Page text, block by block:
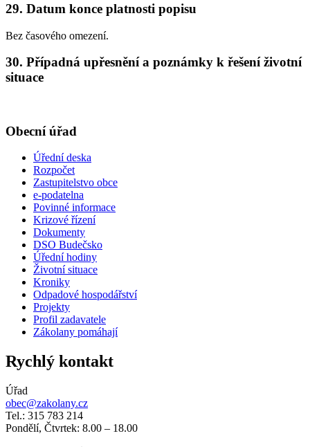
29. Datum konce platnosti popisu
Bez časového omezení.
30. Případná upřesnění a poznámky k řešení životní
situace
Obecní úřad
Úřední deska
Rozpočet
Zastupitelstvo obce
e-podatelna
Povinné informace
Krizové řízení
Dokumenty
DSO Budečsko
Úřední hodiny
Životní situace
Kroniky
Odpadové hospodářství
Projekty
Profil zadavatele
Zákolany pomáhají
Rychlý kontakt
Úřad
obec@zakolany.cz
Tel.: 315 783 214
Pondělí, Čtvrtek: 8.00 – 18.00